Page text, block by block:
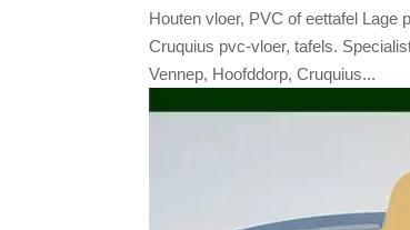
Houten vloer, PVC of eettafel Lage
Cruquius pvc-vloer, tafels.
Vennep, Hoofddorp, Cruquius...